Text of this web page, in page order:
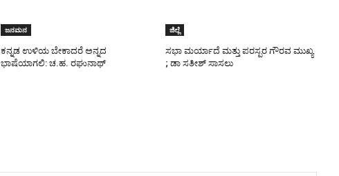
ಜನಮನ
ಕನ್ನಡ ಉಳಿಯ ಬೇಕಾದರೆ ಅನ್ನದ
ಭಾಷೆಯಾಗಲಿ: ಚ.ಹ. ರಘುನಾಥ್
ಜಿಲ್ಲೆ
ಸಭಾ ಮರ್ಯಾದೆ ಮತ್ತು ಪರಸ್ಪರ ಗೌರವ ಮುಖ್ಯ
; ಡಾ ಸತೀಶ್ ಸಾಸಲು